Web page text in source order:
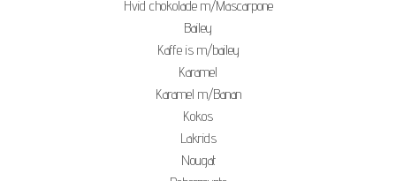
Hvid chokolade m/Mascarpone
Bailey
Kaffe is m/bailey
Karamel
Karamel m/Banan
Kokos
Lakrids
Nougat